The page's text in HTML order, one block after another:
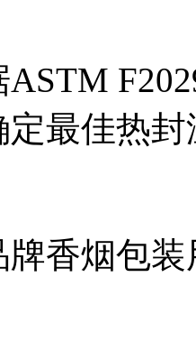
最佳热
香烟包